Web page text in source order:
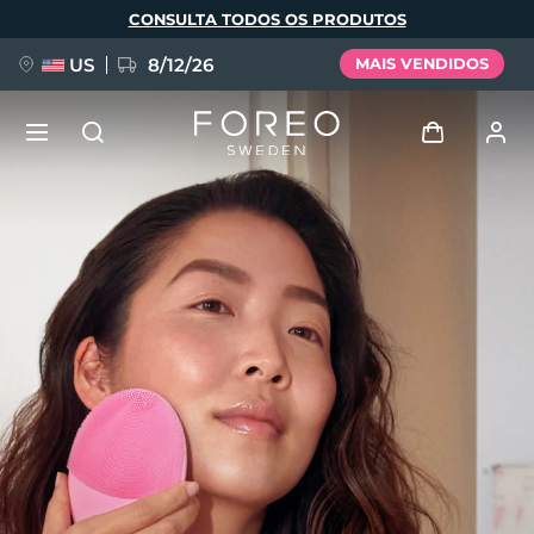
principal
CONSULTA TODOS OS PRODUTOS
US 8/12/26 MAIS VENDIDOS
Perfil de usuário
Meus aparelhos
Meus pedidos
Meus endereços
As minhas subscrições
NOVIDADE
FAQ™ Pure Beauty-Tech Elixir
BREAKING NEWS
issa™ Teeth Whitening Set
Idioma
English Deutsch
Español
Français
Italiano
Português
Polski
Svenska
Русский
Türkçe
简体中文 繁體中文